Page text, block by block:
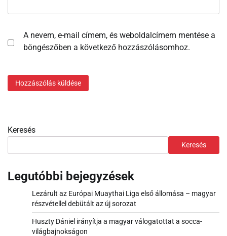
A nevem, e-mail címem, és weboldalcímem mentése a
böngészőben a következő hozzászólásomhoz.
Keresés
Keresés
Legutóbbi bejegyzések
Lezárult az Európai Muaythai Liga első állomása – magyar
részvétellel debütált az új sorozat
Huszty Dániel irányítja a magyar válogatottat a socca-
világbajnokságon